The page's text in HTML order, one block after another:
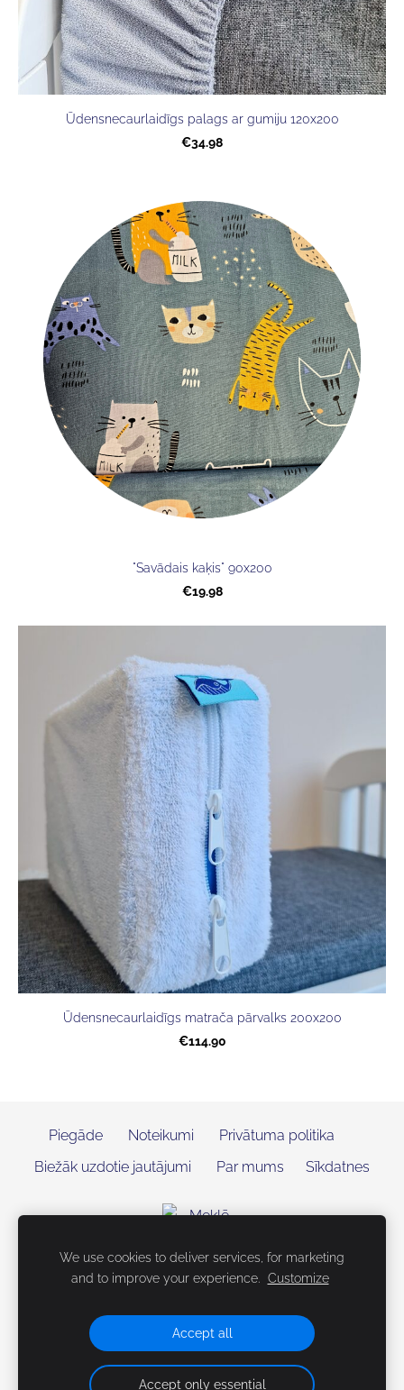
Ūdensnecaurlaidīgs palags ar gumiju 120x200
€34.98
"Savādais kaķis" 90x200
€19.98
Ūdensnecaurlaidīgs matrača pārvalks 200x200
€114.90
Piegāde Noteikumi
Privātuma politika
Biežāk uzdotie jautājumi
Par mums Sīkdatnes
We use cookies to deliver services, for marketing
and to improve your experience.
Customize
Accept all
Accept only essential